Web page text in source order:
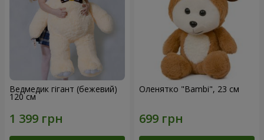
Ведмедик гігант (бежевий)
120 см
Оленятко "Bambi", 23 см